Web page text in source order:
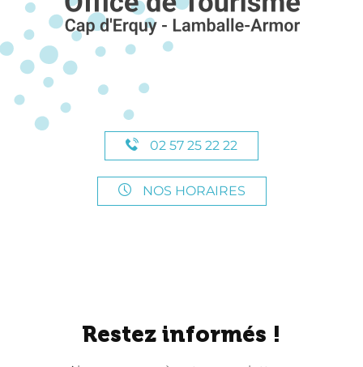
02 57 25 22 22
NOS HORAIRES
Restez informés !